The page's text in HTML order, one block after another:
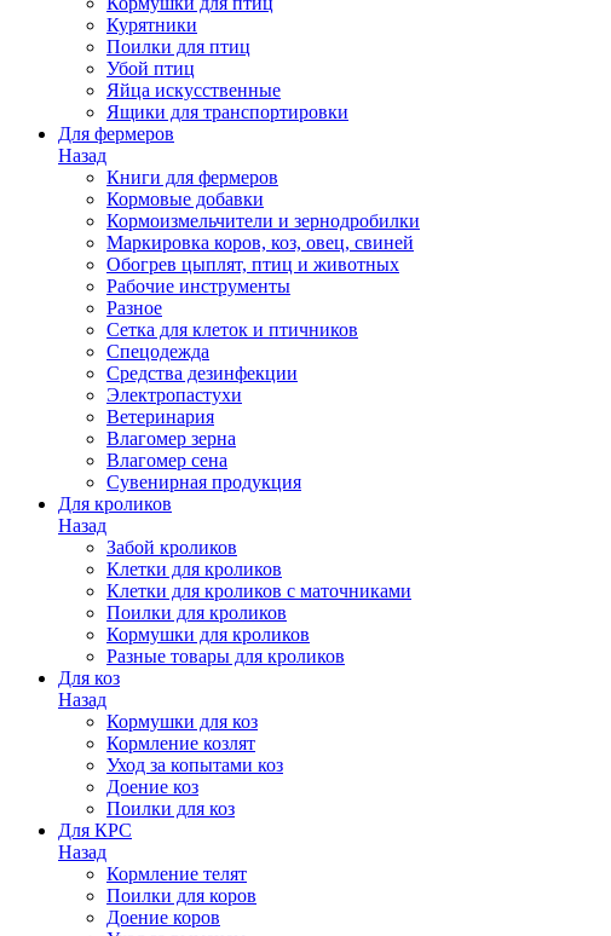
Курятники
Поилки для птиц
Убой птиц
Яйца искусственные
Ящики для транспортировки
Для фермеров
Назад
Книги для фермеров
Кормовые добавки
Кормоизмельчители и зернодробилки
Маркировка коров, коз, овец, свиней
Обогрев цыплят, птиц и животных
Рабочие инструменты
Разное
Сетка для клеток и птичников
Спецодежда
Средства дезинфекции
Электропастухи
Ветеринария
Влагомер зерна
Влагомер сена
Сувенирная продукция
Для кроликов
Назад
Забой кроликов
Клетки для кроликов
Клетки для кроликов с маточниками
Поилки для кроликов
Кормушки для кроликов
Разные товары для кроликов
Для коз
Назад
Кормушки для коз
Кормление козлят
Уход за копытами коз
Доение коз
Поилки для коз
Для КРС
Назад
Кормление телят
Поилки для коров
Доение коров